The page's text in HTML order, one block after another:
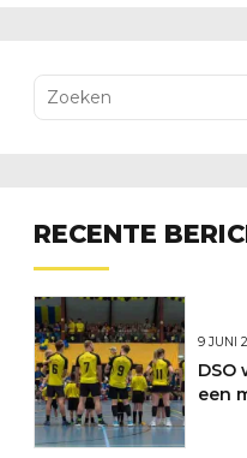
RECENTE
9 JUNI
DSO
een